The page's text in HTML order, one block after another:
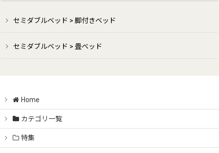
セミダブルベッド > 脚付きベッド
セミダブルベッド > 畳ベッド
Home
カテゴリ一覧
特集